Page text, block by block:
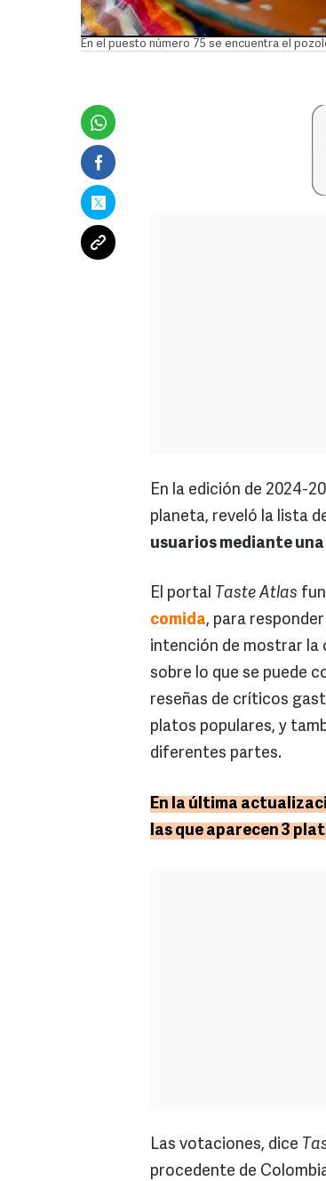
En el puesto número 75 se encuentra el
En la edición de 2024-
planeta, reveló la lista
usuarios mediante
El portal Taste Atlas
comida, para
intención de mostrar la
sobre lo que se puede
reseñas de críticos
platos populares, y
diferentes partes.
En la última
las que aparecen 3
Las votaciones, dice
procedente de